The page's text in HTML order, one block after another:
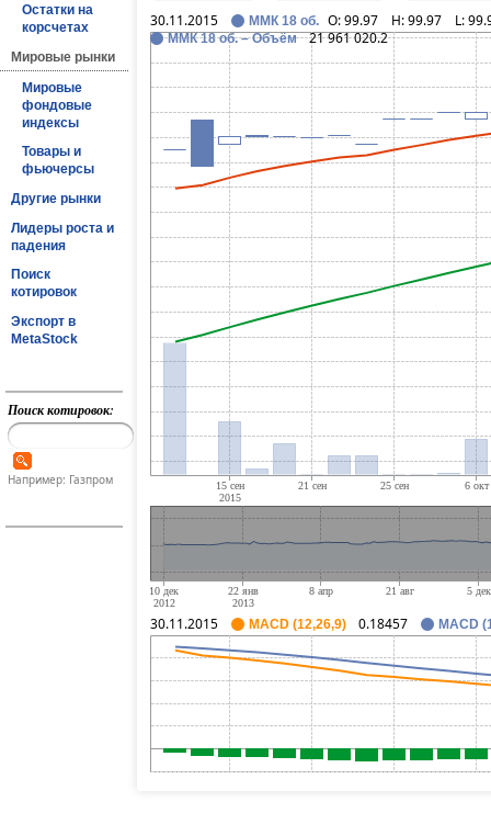
Остатки на
корсчетах
Мировые рынки
Мировые
фондовые
индексы
Товары и
фьючерсы
Другие рынки
Лидеры роста и
падения
Поиск
котировок
Экспорт в
MetaStock
Поиск котировок:
Например: Газпром
30.11.2015
ММК 18 об. O:99.97 H:99.97 L:
ММК 18 об. – Объём 21 961 020.2
30.11.2015 MACD (12,26,9) 0.18457 MACD